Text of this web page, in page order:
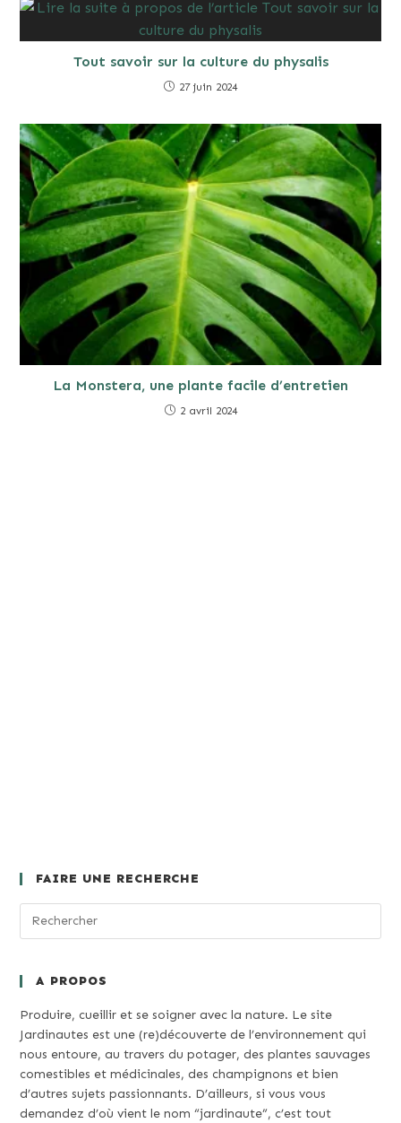
Tout savoir sur la culture du physalis
27 juin 2024
La Monstera, une plante facile d’entretien
2 avril 2024
FAIRE UNE RECHERCHE
A PROPOS
Produire, cueillir et se soigner avec la nature. Le site
Jardinautes est une (re)découverte de l’environnement qui
nous entoure, au travers du potager, des plantes sauvages
comestibles et médicinales, des champignons et bien
d’autres sujets passionnants. D’ailleurs, si vous vous
demandez d’où vient le nom “jardinaute”, c’est tout